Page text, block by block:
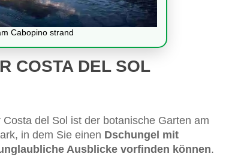
Cabopino strand
COSTA DEL SOL
del Sol ist der botanische Garten am
in dem Sie einen Dschungel mit
Ausblicke vorfinden können.